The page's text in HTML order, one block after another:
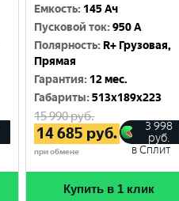
Емкость: 145 Ач
Пусковой ток:950 A
Полярность: R+ Грузовая,
Прямая
Гарантия: 12 мес.
Габариты:513x189x223
15 990руб.
14 685 руб.
при обмене
3 998
руб.
в Сплит
Купить в 1 клик